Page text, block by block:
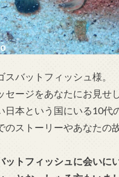
スバットフィッシュ様。
セージをあなたにお見せ
日本という国にいる10代
のストーリーやあなたの
ットフィッシュに会いに